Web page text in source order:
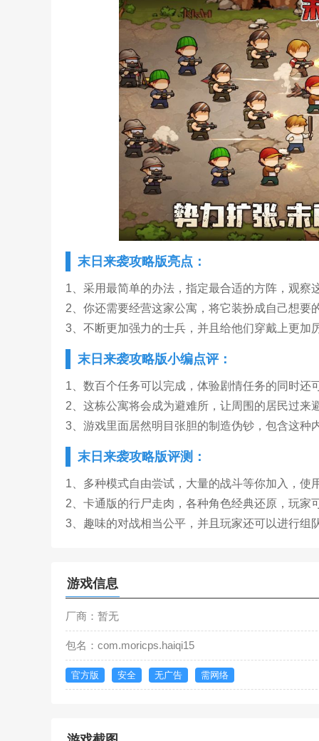
末日来袭攻略版亮点：
1、采用最简单的办法，指定最合适的方阵，观察
2、你还需要经营这家公寓，将它装扮成自己想要
3、不断更加强力的士兵，并且给他们穿戴上更加
末日来袭攻略版小编点评：
1、数百个任务可以完成，体验剧情任务的同时还
2、这栋公寓将会成为避难所，让周围的居民过来
3、游戏里面居然明目张胆的制造伪钞，包含这种
末日来袭攻略版评测：
1、多种模式自由尝试，大量的战斗等你加入，使
2、卡通版的行尸走肉，各种角色经典还原，玩家
3、趣味的对战相当公平，并且玩家还可以进行组
游戏信息
厂商：暂无
包名：com.moricps.haiqi15
官方版 安全 无广告 需网络